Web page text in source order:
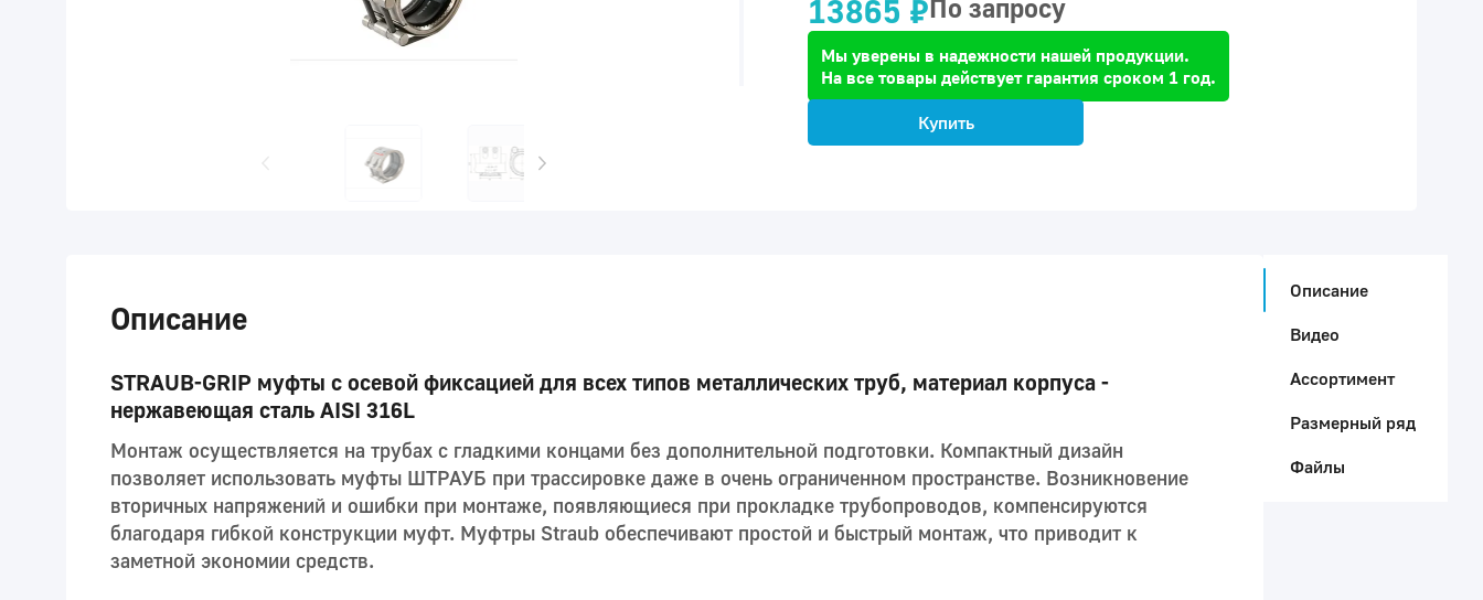
13865 ₽По запросу
Мы уверены в надежности нашей продукции.
На все товары действует гарантия сроком 1 год.
Купить
Описание
STRAUB-GRIP муфты с осевой фиксацией для всех типов металлических труб, материал корпуса -
нержавеющая сталь AISI 316L
Монтаж осуществляется на трубах с гладкими концами без дополнительной подготовки. Компактный дизайн
позволяет использовать муфты ШТРАУБ при трассировке даже в очень ограниченном пространстве. Возникновение
вторичных напряжений и ошибки при монтаже, появляющиеся при прокладке трубопроводов, компенсируются
благодаря гибкой конструкции муфт. Муфтры Straub обеспечивают простой и быстрый монтаж, что приводит к
заметной экономии средств.
Описание
Видео
Ассортимент
Размерный ряд
Файлы